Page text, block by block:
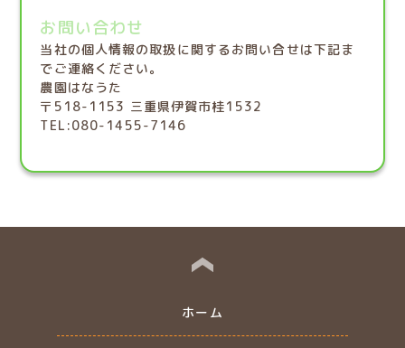
お問い合わせ
当社の個人情報の取扱に関するお問い合せは下記ま
でご連絡ください。
農園はなうた
〒518-1153 三重県伊賀市桂1532
TEL:080-1455-7146
ホーム